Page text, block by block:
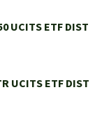
UCITS ETF DIST
UCITS ETF DIST